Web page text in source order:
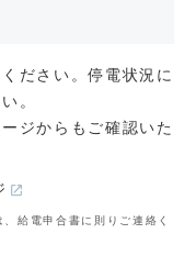
ださい。停電状況に
。
ジからもご確認いた
給電申合書に則りご連絡く